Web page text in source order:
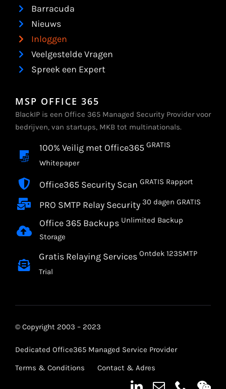
Barracuda
Nieuws
Inloggen
Veelgestelde Vragen
Spreek een Expert
MSP OFFICE 365
BlackIP is een Office 365 Managed Security Provider voor
bedrijven, van startups, MKB tot multinationals.
100% Veilig met Office365 GRATIS
Whitepaper
Office365 Security Scan GRATIS Rapport
PRO SMTP Relay Security 30 dagen GRATIS
Office 365 Backups Unlimited Backup
Storage
Gratis Relaying ServicesOntdek 123SMTP
Trial
© Copyright 2003 – 2023
Dedicated Office365 Managed Service Provider
Terms & Conditions
Contact & Adres